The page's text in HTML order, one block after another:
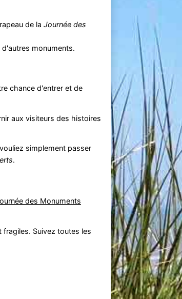
de la Journée des
monuments.
chance d'entrer et de
aux visiteurs des histoires
simplement passer
.
des Monuments
Suivez toutes les